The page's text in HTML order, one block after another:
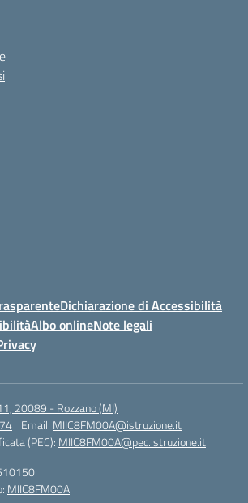
Dichiarazione di Accessibilità
Albo onlineNote legali
20089 - Rozzano (MI)
Email: MIIC8FM00A@istruzione.it
(PEC): MIIC8FM00A@pec.istruzione.it
MIIC8FM00A